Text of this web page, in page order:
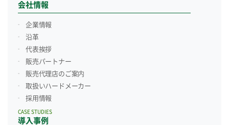
会社情報
企業情報
沿革
代表挨拶
販売パートナー
販売代理店のご案内
取扱いハードメーカー
採用情報
導入事例
CASE STUDIES